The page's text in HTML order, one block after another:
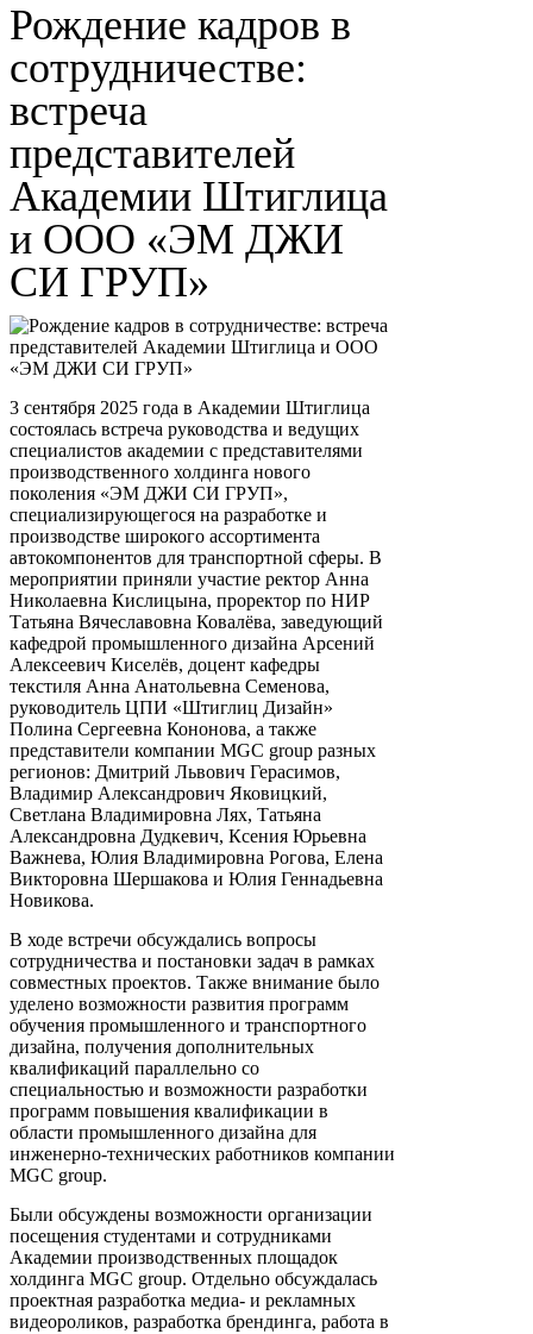
Рождение кадров в
сотрудничестве:
встреча
представителей
Академии Штиглица
и ООО «ЭМ ДЖИ
СИ ГРУП»
3 сентября 2025 года в Академии Штиглица
состоялась встреча руководства и ведущих
специалистов академии с представителями
производственного холдинга нового
поколения «ЭМ ДЖИ СИ ГРУП»,
специализирующегося на разработке и
производстве широкого ассортимента
автокомпонентов для транспортной сферы. В
мероприятии приняли участие ректор Анна
Николаевна Кислицына, проректор по НИР
Татьяна Вячеславовна Ковалёва, заведующий
кафедрой промышленного дизайна Арсений
Алексеевич Киселёв, доцент кафедры
текстиля Анна Анатольевна Семенова,
руководитель ЦПИ «Штиглиц Дизайн»
Полина Сергеевна Кононова, а также
представители компании MGC group разных
регионов: Дмитрий Львович Герасимов,
Владимир Александрович Яковицкий,
Светлана Владимировна Лях, Татьяна
Александровна Дудкевич, Ксения Юрьевна
Важнева, Юлия Владимировна Рогова, Елена
Викторовна Шершакова и Юлия Геннадьевна
Новикова.
В ходе встречи обсуждались вопросы
сотрудничества и постановки задач в рамках
совместных проектов. Также внимание было
уделено возможности развития программ
обучения промышленного и транспортного
дизайна, получения дополнительных
квалификаций параллельно со
специальностью и возможности разработки
программ повышения квалификации в
области промышленного дизайна для
инженерно-технических работников компании
MGC group.
Были обсуждены возможности организации
посещения студентами и сотрудниками
Академии производственных площадок
холдинга MGC group. Отдельно обсуждалась
проектная разработка медиа- и рекламных
видеороликов, разработка брендинга, работа в